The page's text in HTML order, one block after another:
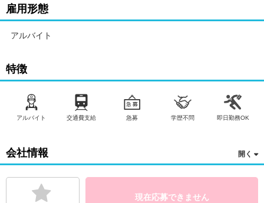
雇用形態
アルバイト
特徴
アルバイト 交通費支給 急募 学歴不問 即日勤務OK
会社情報
現在応募できません